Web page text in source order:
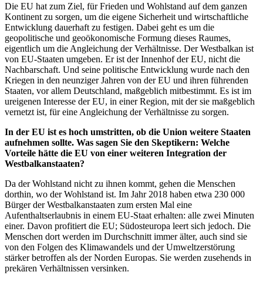
Die EU hat zum Ziel, für Frieden und Wohlstand auf dem ganzen
Kontinent zu sorgen, um die eigene Sicherheit und wirtschaftliche
Entwicklung dauerhaft zu festigen. Dabei geht es um die
geopolitische und geoökonomische Formung dieses Raumes,
eigentlich um die Angleichung der Verhältnisse. Der Westbalkan ist
von EU-Staaten umgeben. Er ist der Innenhof der EU, nicht die
Nachbarschaft. Und seine politische Entwicklung wurde nach den
Kriegen in den neunziger Jahren von der EU und ihren führenden
Staaten, vor allem Deutschland, maßgeblich mitbestimmt. Es ist im
ureigenen Interesse der EU, in einer Region, mit der sie maßgeblich
vernetzt ist, für eine Angleichung der Verhältnisse zu sorgen.
In der EU ist es hoch umstritten, ob die Union weitere Staaten
aufnehmen sollte. Was sagen Sie den Skeptikern: Welche
Vorteile hätte die EU von einer weiteren Integration der
Westbalkanstaaten?
Da der Wohlstand nicht zu ihnen kommt, gehen die Menschen
dorthin, wo der Wohlstand ist. Im Jahr 2018 haben etwa 230 000
Bürger der Westbalkanstaaten zum ersten Mal eine
Aufenthaltserlaubnis in einem EU-Staat erhalten: alle zwei Minuten
einer. Davon profitiert die EU; Südosteuropa leert sich jedoch. Die
Menschen dort werden im Durchschnitt immer älter, auch sind sie
von den Folgen des Klimawandels und der Umweltzerstörung
stärker betroffen als der Norden Europas. Sie werden zusehends in
prekären Verhältnissen versinken.